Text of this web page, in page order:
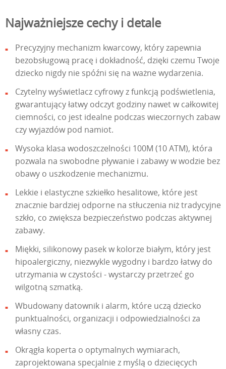
Najważniejsze cechy i detale
Precyzyjny mechanizm kwarcowy, który zapewnia
bezobsługową pracę i dokładność, dzięki czemu Twoje
dziecko nigdy nie spóźni się na ważne wydarzenia.
Czytelny wyświetlacz cyfrowy z funkcją podświetlenia,
gwarantujący łatwy odczyt godziny nawet w całkowitej
ciemności, co jest idealne podczas wieczornych zabaw
czy wyjazdów pod namiot.
Wysoka klasa wodoszczelności 100M (10 ATM), która
pozwala na swobodne pływanie i zabawy w wodzie bez
obawy o uszkodzenie mechanizmu.
Lekkie i elastyczne szkiełko hesalitowe, które jest
znacznie bardziej odporne na stłuczenia niż tradycyjne
szkło, co zwiększa bezpieczeństwo podczas aktywnej
zabawy.
Miękki, silikonowy pasek w kolorze białym, który jest
hipoalergiczny, niezwykle wygodny i bardzo łatwy do
utrzymania w czystości - wystarczy przetrzeć go
wilgotną szmatką.
Wbudowany datownik i alarm, które uczą dziecko
punktualności, organizacji i odpowiedzialności za
własny czas.
Okrągła koperta o optymalnych wymiarach,
zaprojektowana specjalnie z myślą o dziecięcych